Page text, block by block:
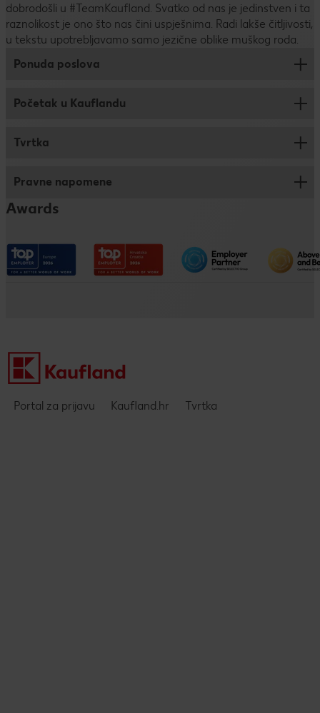
dobrodošli u #TeamKaufland. Svatko od nas je jedinstven i ta
raznolikost je ono što nas čini uspješnima. Radi lakše čitljivosti,
u tekstu upotrebljavamo samo jezične oblike muškog roda.
Ponuda poslova
Prodaja
Početak u Kauflandu
Savjeti za prijavu
Dualno i klasično obrazovanje
Tvrtka
Kronika
Kaufland na društvenim mrežama
Društveno odgovorno poslovanje
Kaufland kao poslodavac
Pravne napomene
Impressum
Awards
Portal za prijavu Kaufland.hr Tvrtka